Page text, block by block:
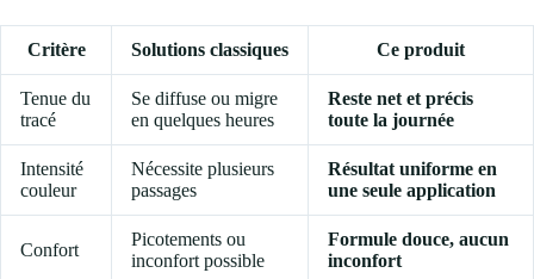
Critère Solutions classiques Ce produit
Tenue du
tracé
Se diffuse ou migre
en quelques heures
Reste net et précis
toute la journée
Intensité
couleur
Nécessite plusieurs
passages
Résultat uniforme en
une seule application
Confort
Picotements ou
inconfort possible
Formule douce, aucun
inconfort